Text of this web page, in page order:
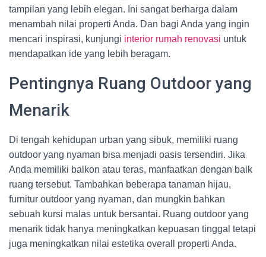
tampilan yang lebih elegan. Ini sangat berharga dalam
menambah nilai properti Anda. Dan bagi Anda yang ingin
mencari inspirasi, kunjungi interior rumah renovasi untuk
mendapatkan ide yang lebih beragam.
Pentingnya Ruang Outdoor yang
Menarik
Di tengah kehidupan urban yang sibuk, memiliki ruang
outdoor yang nyaman bisa menjadi oasis tersendiri. Jika
Anda memiliki balkon atau teras, manfaatkan dengan baik
ruang tersebut. Tambahkan beberapa tanaman hijau,
furnitur outdoor yang nyaman, dan mungkin bahkan
sebuah kursi malas untuk bersantai. Ruang outdoor yang
menarik tidak hanya meningkatkan kepuasan tinggal tetapi
juga meningkatkan nilai estetika overall properti Anda.